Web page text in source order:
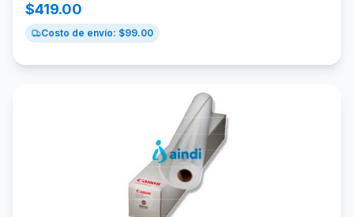
$419.00
Costo de envío: $99.00